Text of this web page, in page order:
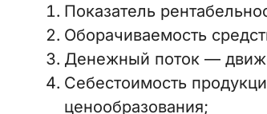
Показатель
Оборачиваемость
Денежный поток —
Себестоимость
ценообразования;